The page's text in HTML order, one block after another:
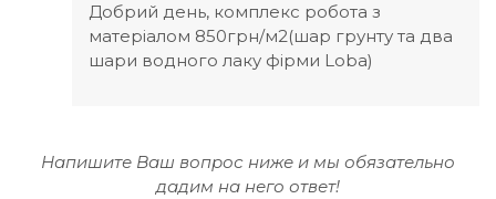
Добрий день, комплекс робота з
матеріалом 850грн/м2(шар грунту та два
шари водного лаку фірми Loba)
Напишите Ваш вопрос ниже и мы обязательно
дадим на него ответ!